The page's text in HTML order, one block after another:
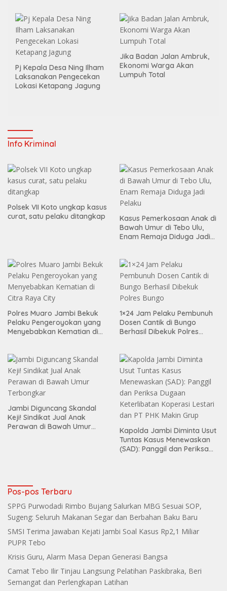
Pj Kepala Desa Ning Ilham
Laksanakan Pengecekan
Lokasi Ketapang Jagung
Jika Badan Jalan Ambruk,
Ekonomi Warga Akan
Lumpuh Total
Info Kriminal
Polsek VII Koto ungkap kasus
curat, satu pelaku ditangkap
Kasus Pemerkosaan Anak di
Bawah Umur di Tebo Ulu,
Enam Remaja Diduga Jadi
Polres Muaro Jambi Bekuk
Pelaku Pengeroyokan yang
Menyebabkan Kematian di
1×24 Jam Pelaku Pembunuh
Dosen Cantik di Bungo
Berhasil Dibekuk Polres
Jambi Diguncang Skandal
Keji! Sindikat Jual Anak
Perawan di Bawah Umur
Kapolda Jambi Diminta Usut
Tuntas Kasus Menewaskan
(SAD): Panggil dan Periksa
Pos-pos Terbaru
SPPG Purwodadi Rimbo Bujang Salurkan MBG Sesuai SOP,
Sugeng: Seluruh Makanan Segar dan Berbahan Baku Baru
SMSI Terima Jawaban Kejati Jambi Soal Kasus Rp2,1 Miliar
PUPR Tebo
Krisis Guru, Alarm Masa Depan Generasi Bangsa
Camat Tebo Ilir Tinjau Langsung Pelatihan Paskibraka, Beri
Semangat dan Perlengkapan Latihan